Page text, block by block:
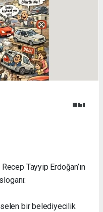
Tayyip Erdoğan’ın
bir belediyecilik